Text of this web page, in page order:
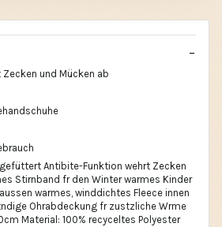
und Mücken ab
gefüttert Antibite-Funktion wehrt Zecken
Stirnband fr den Winter warmes Kinder
warmes, winddichtes Fleece innen
Ohrabdeckung fr zustzliche Wrme
Material: 100% recyceltes Polyester